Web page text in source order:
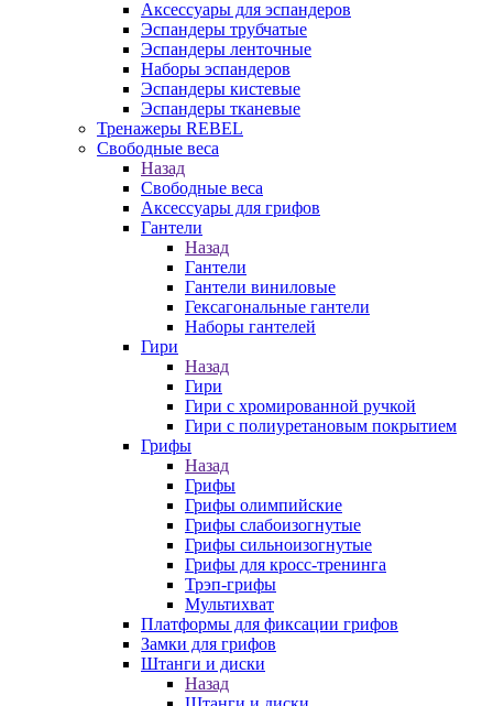
Аксессуары для эспандеров
Эспандеры трубчатые
Эспандеры ленточные
Наборы эспандеров
Эспандеры кистевые
Эспандеры тканевые
Тренажеры REBEL
Свободные веса
Назад
Свободные веса
Аксессуары для грифов
Гантели
Назад
Гантели
Гантели виниловые
Гексагональные гантели
Наборы гантелей
Гири
Назад
Гири
Гири с хромированной ручкой
Гири с полиуретановым покрытием
Грифы
Назад
Грифы
Грифы олимпийские
Грифы слабоизогнутые
Грифы сильноизогнутые
Грифы для кросс-тренинга
Трэп-грифы
Мультихват
Платформы для фиксации грифов
Замки для грифов
Штанги и диски
Назад